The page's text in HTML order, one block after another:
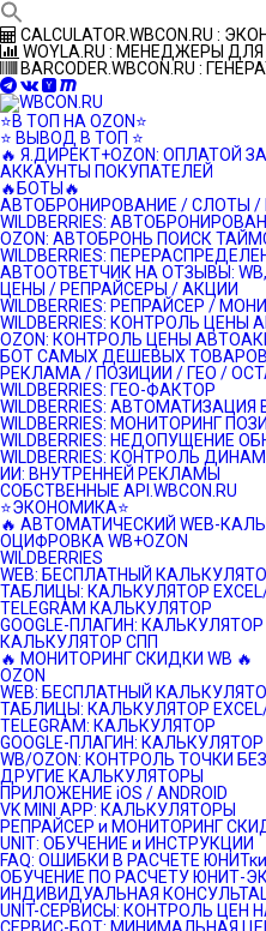
Перейти
к
контенту
CALCULATOR.WBCON.RU :
WOYLA.RU : МЕНЕДЖЕРЫ
BARCODER.WBCON.RU :
⭐️В ТОП НА OZON⭐️
⭐️ ВЫВОД В ТОП ⭐️
🔥 Я.ДИРЕКТ+OZON: ОПЛАТОЙ
АККАУНТЫ ПОКУПАТЕЛЕЙ
🔥БОТЫ🔥
АВТОБРОНИРОВАНИЕ / СЛОТЫ /
WILDBERRIES:
OZON: АВТОБРОНЬ ПОИСК
WILDBERRIES:
АВТООТВЕТЧИК НА ОТЗЫВЫ: WB,
ЦЕНЫ / РЕПРАЙСЕРЫ / АКЦИИ
WILDBERRIES: РЕПРАЙСЕР /
WILDBERRIES: КОНТРОЛЬ ЦЕНЫ
OZON: КОНТРОЛЬ ЦЕНЫ
БОТ САМЫХ ДЕШЕВЫХ
РЕКЛАМА / ПОЗИЦИИ / ГЕО /
WILDBERRIES: ГЕО-ФАКТОР
WILDBERRIES:
WILDBERRIES: МОНИТОРИНГ
WILDBERRIES: НЕДОПУЩЕНИЕ
WILDBERRIES: КОНТРОЛЬ
ИИ: ВНУТРЕННЕЙ РЕКЛАМЫ
СОБСТВЕННЫЕ API.WBCON.RU
⭐️ЭКОНОМИКА⭐️
🔥 АВТОМАТИЧЕСКИЙ WEB-
ОЦИФРОВКА WB+OZON
WILDBERRIES
WEB: БЕСПЛАТНЫЙ
ТАБЛИЦЫ: КАЛЬКУЛЯТОР EXCEL/
TELEGRAM КАЛЬКУЛЯТОР
GOOGLE-ПЛАГИН: КАЛЬКУЛЯТОР
КАЛЬКУЛЯТОР СПП
🔥 МОНИТОРИНГ СКИДКИ WB 🔥
OZON
WEB: БЕСПЛАТНЫЙ
ТАБЛИЦЫ: КАЛЬКУЛЯТОР EXCEL/
TELEGRAM: КАЛЬКУЛЯТОР
GOOGLE-ПЛАГИН: КАЛЬКУЛЯТОР
WB/OZON: КОНТРОЛЬ ТОЧКИ
ДРУГИЕ КАЛЬКУЛЯТОРЫ
ПРИЛОЖЕНИЕ iOS / ANDROID
VK MINI APP: КАЛЬКУЛЯТОРЫ
РЕПРАЙСЕР и МОНИТОРИНГ
UNIT: ОБУЧЕНИЕ и ИНСТРУКЦИИ
FAQ: ОШИБКИ В РАСЧЕТЕ ЮНИТки
ОБУЧЕНИЕ ПО РАСЧЕТУ ЮНИТ-
ИНДИВИДУАЛЬНАЯ
UNIT-СЕРВИСЫ: КОНТРОЛЬ ЦЕН